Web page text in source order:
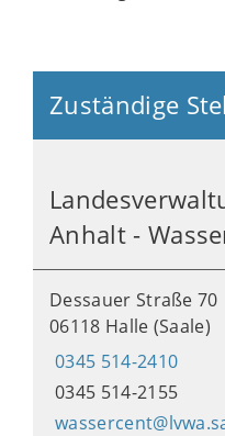
Zuständige
Anhalt -
Dessauer Straße 70
06118 Halle (Saale)
0345 514-2410
0345 514-2155